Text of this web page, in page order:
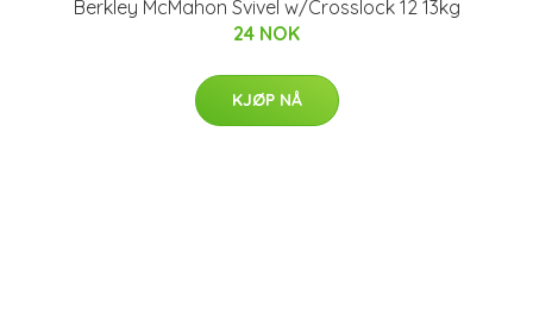
Berkley McMahon Svivel w/Crosslock 12 13kg
24 NOK
KJØP NÅ